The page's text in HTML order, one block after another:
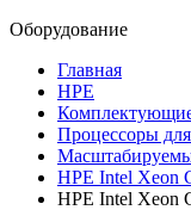
Оборудование
Главная
HPE
Процессоры
HPE Intel Xeon
HPE Intel Xeon